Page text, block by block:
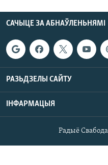
САЧЫЦЕ ЗА АБНАЎЛЕНЬНЯМІ
РАЗЬДЗЕЛЫ САЙТУ
ІНФАРМАЦЫЯ
Радыё